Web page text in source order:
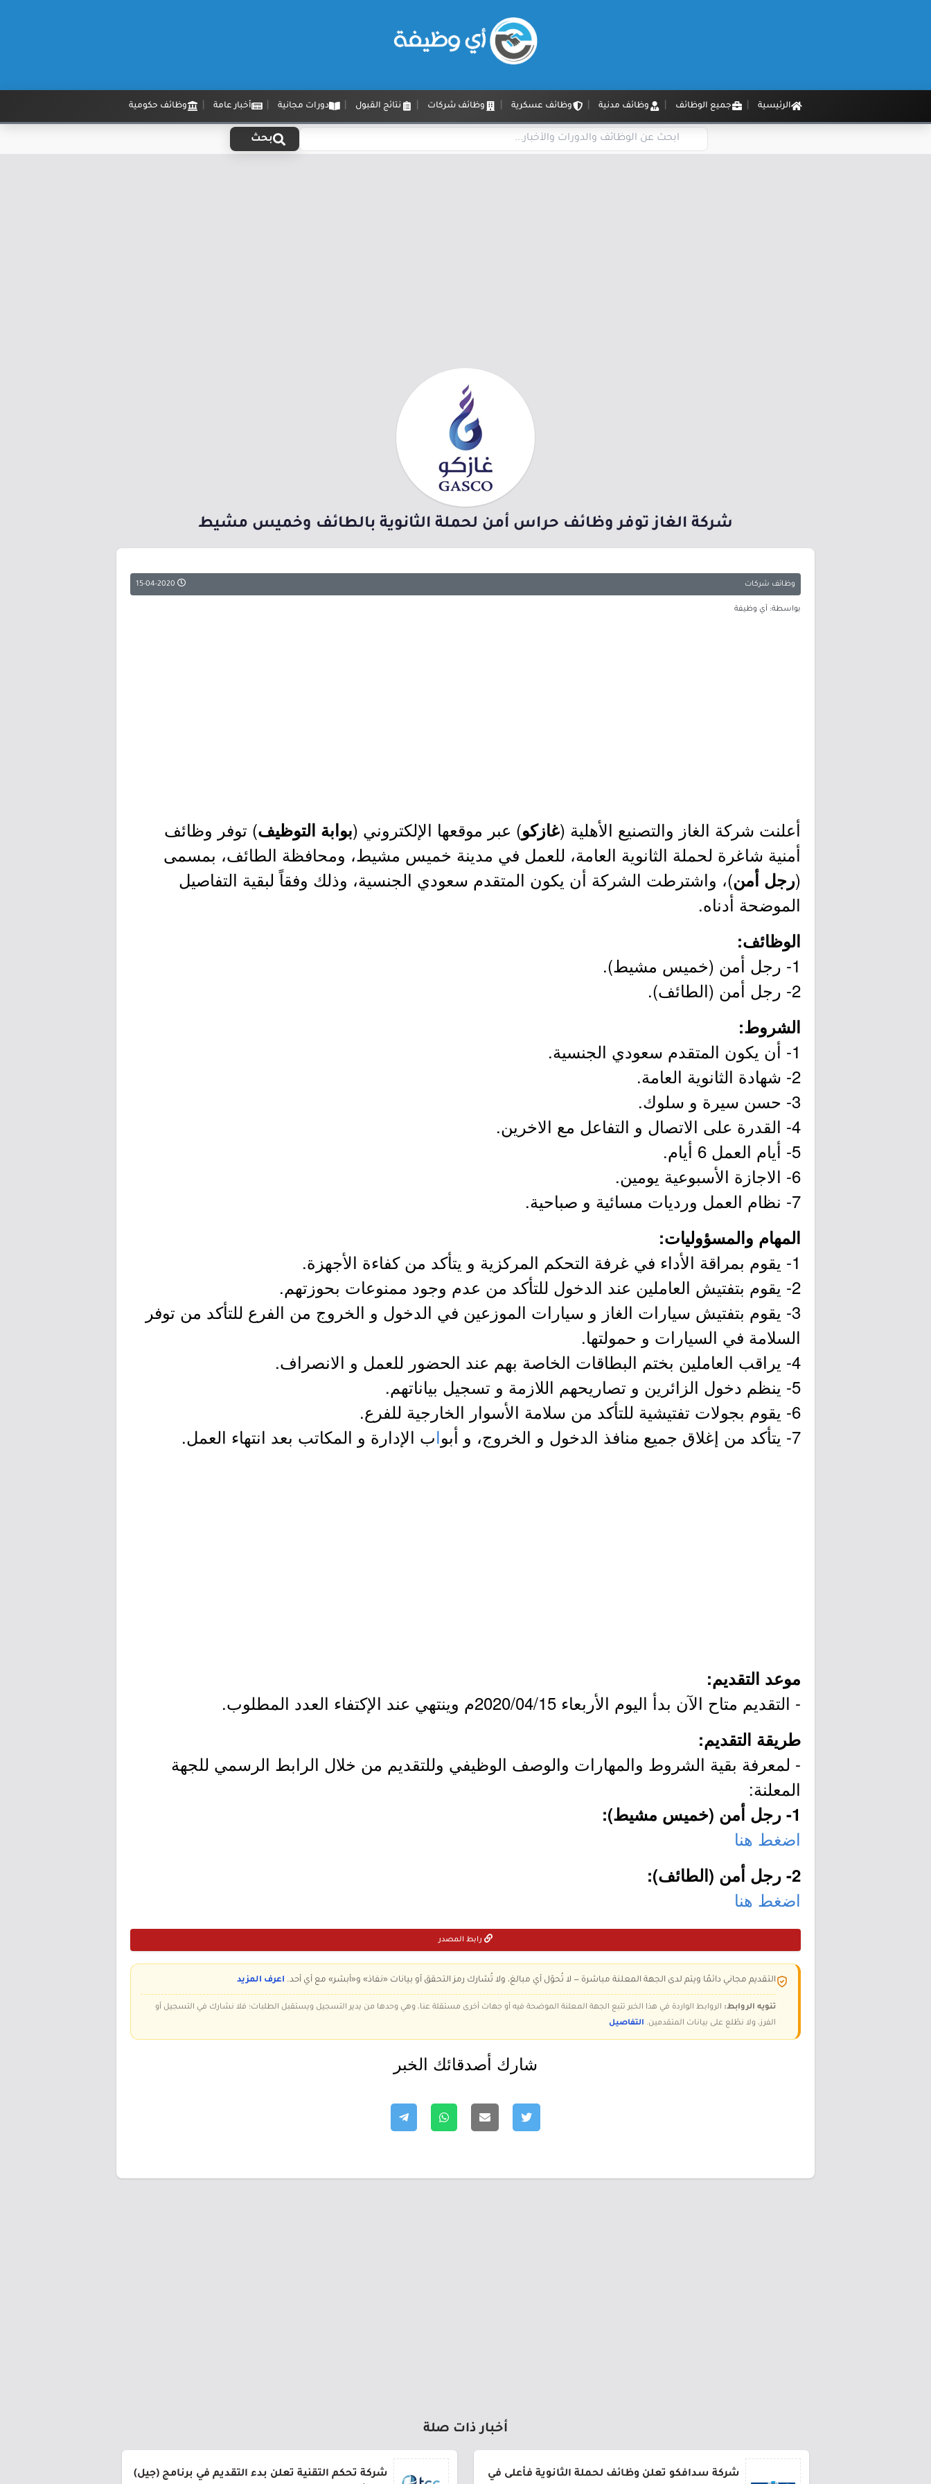
الرئيسية جميع الوظائف وظائف مدنية وظائف عسكرية وظائف شركات نتائج القبول دورات مجانية أخبار عامة وظائف حكومية
بحث
شركة الغاز توفر وظائف حراس أمن لحملة الثانوية بالطائف وخميس مشيط
وظائف شركات
بواسطة: أي وظيفة
أعلنت شركة الغاز والتصنيع الأهلية (غازكو) عبر موقعها الإلكتروني (بوابة التوظيف) توفر وظائف
أمنية شاغرة لحملة الثانوية العامة، للعمل في مدينة خميس مشيط، ومحافظة الطائف، بمسمى
(رجل أمن)، واشترطت الشركة أن يكون المتقدم سعودي الجنسية، وذلك وفقاً لبقية التفاصيل
الموضحة أدناه.
الوظائف:
1- رجل أمن (خميس مشيط).
2- رجل أمن (الطائف).
الشروط:
1- أن يكون المتقدم سعودي الجنسية.
2- شهادة الثانوية العامة.
3- حسن سيرة و سلوك.
4- القدرة على الاتصال و التفاعل مع الاخرين.
5- أيام العمل 6 أيام.
6- الاجازة الأسبوعية يومين.
7- نظام العمل ورديات مسائية و صباحية.
المهام والمسؤوليات:
1- يقوم بمراقة الأداء في غرفة التحكم المركزية و يتأكد من كفاءة الأجهزة.
2- يقوم بتفتيش العاملين عند الدخول للتأكد من عدم وجود ممنوعات بحوزتهم.
3- يقوم بتفتيش سيارات الغاز و سيارات الموزعين في الدخول و الخروج من الفرع للتأكد من توفر
السلامة في السيارات و حمولتها.
4- يراقب العاملين بختم البطاقات الخاصة بهم عند الحضور للعمل و الانصراف.
5- ينظم دخول الزائرين و تصاريحهم اللازمة و تسجيل بياناتهم.
6- يقوم بجولات تفتيشية للتأكد من سلامة الأسوار الخارجية للفرع.
7- يتأكد من إغلاق جميع منافذ الدخول و الخروج، و أبو
اب الإدارة و المكاتب بعد انتهاء العمل.
موعد التقديم:
- التقديم متاح الآن بدأ اليوم الأربعاء 2020/04/15م وينتهي عند الإكتفاء العدد المطلوب.
طريقة التقديم:
- لمعرفة بقية الشروط والمهارات والوصف الوظيفي وللتقديم من خلال الرابط الرسمي للجهة
المعلنة:
1- رجل أمن (خميس مشيط):
اضغط هنا
2- رجل أمن (الطائف):
اضغط هنا
رابط المصدر
التقديم مجاني دائمًا ويتم لدى الجهة المعلنة مباشرة — لا تُحوّل أي مبالغ، ولا تُشارك رمز التحقق أو بيانات «نفاذ» و«أبشر» مع أي أحد. اعرف المزيد
تنويه الروابط: الروابط الواردة في هذا الخبر تتبع الجهة المعلنة الموضحة فيه أو جهات أخرى مستقلة عنا، وهي وحدها من يدير التسجيل ويستقبل الطلبات؛ فلا نشارك في التسجيل أو
الفرز، ولا نطّلع على بيانات المتقدمين. التفاصيل
شارك أصدقائك الخبر
أخبار ذات صلة
شركة سدافكو تعلن وظائف لحملة الثانوية فأعلى في شركة تحكم التقنية تعلن بدء التقديم في برنامج (جيل)